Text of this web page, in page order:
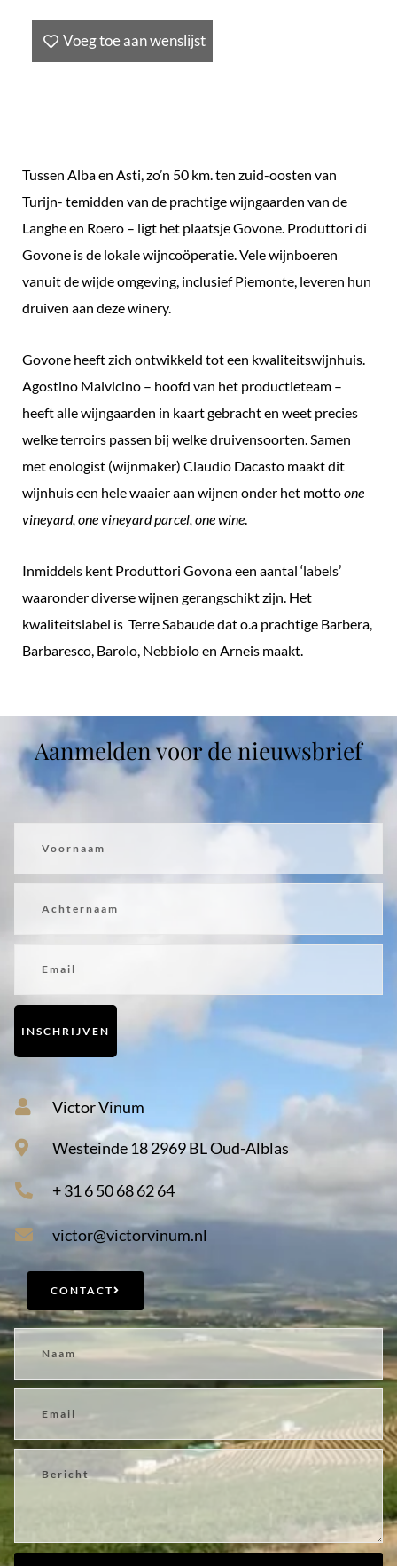
1.5
aantal
Voeg toe aan wenslijst
Tussen Alba en Asti, zo’n 50 km. ten zuid-oosten van
Turijn- temidden van de prachtige wijngaarden van de
Langhe en Roero – ligt het plaatsje Govone. Produttori di
Govone is de lokale wijncoöperatie. Vele wijnboeren
vanuit de wijde omgeving, inclusief Piemonte, leveren hun
druiven aan deze winery.
Govone heeft zich ontwikkeld tot een kwaliteitswijnhuis.
Agostino Malvicino – hoofd van het productieteam –
heeft alle wijngaarden in kaart gebracht en weet precies
welke terroirs passen bij welke druivensoorten. Samen
met enologist (wijnmaker) Claudio Dacasto maakt dit
wijnhuis een hele waaier aan wijnen onder het mottoone
vineyard, one vineyard parcel, one wine.
Inmiddels kent Produttori Govona een aantal ‘labels’
waaronder diverse wijnen gerangschikt zijn. Het
kwaliteitslabel is Terre Sabaude dat o.a prachtige Barbera,
Barbaresco, Barolo, Nebbiolo en Arneis maakt.
Aanmelden voor de nieuwsbrief
INSCHRIJVEN
Victor Vinum
Westeinde 18 2969 BL Oud-Alblas
+ 31 6 50 68 62 64
victor@victorvinum.nl
CONTACT